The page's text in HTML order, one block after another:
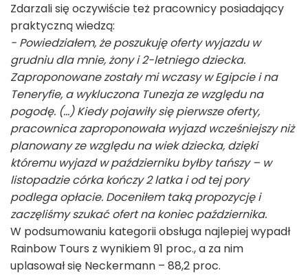
Zdarzali się oczywiście też pracownicy posiadający
praktyczną wiedzą:
- Powiedziałem, że poszukuję oferty wyjazdu w
grudniu dla mnie, żony i 2-letniego dziecka.
Zaproponowane zostały mi wczasy w Egipcie i na
Teneryfie, a wykluczona Tunezja ze względu na
pogodę. (…) Kiedy pojawiły się pierwsze oferty,
pracownica zaproponowała wyjazd wcześniejszy niż
planowany ze względu na wiek dziecka, dzięki
któremu wyjazd w październiku byłby tańszy – w
listopadzie córka kończy 2 latka i od tej pory
podlega opłacie. Doceniłem taką propozycję i
zaczęliśmy szukać ofert na koniec października.
W podsumowaniu kategorii obsługa najlepiej wypadł
Rainbow Tours z wynikiem 91 proc., a za nim
uplasował się Neckermann – 88,2 proc.